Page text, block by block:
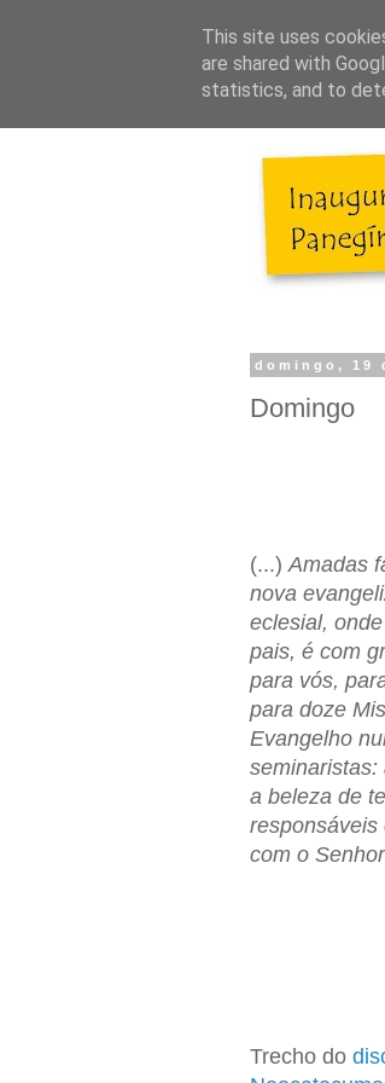
domingo, 19
Domingo
(...)Amadas
nova
eclesial,
pais, é com
para vós,
para doze
Evangelho
seminaristas:
a beleza de
responsáveis
com o
Trecho do
This site uses
are shared with
statistics, and to